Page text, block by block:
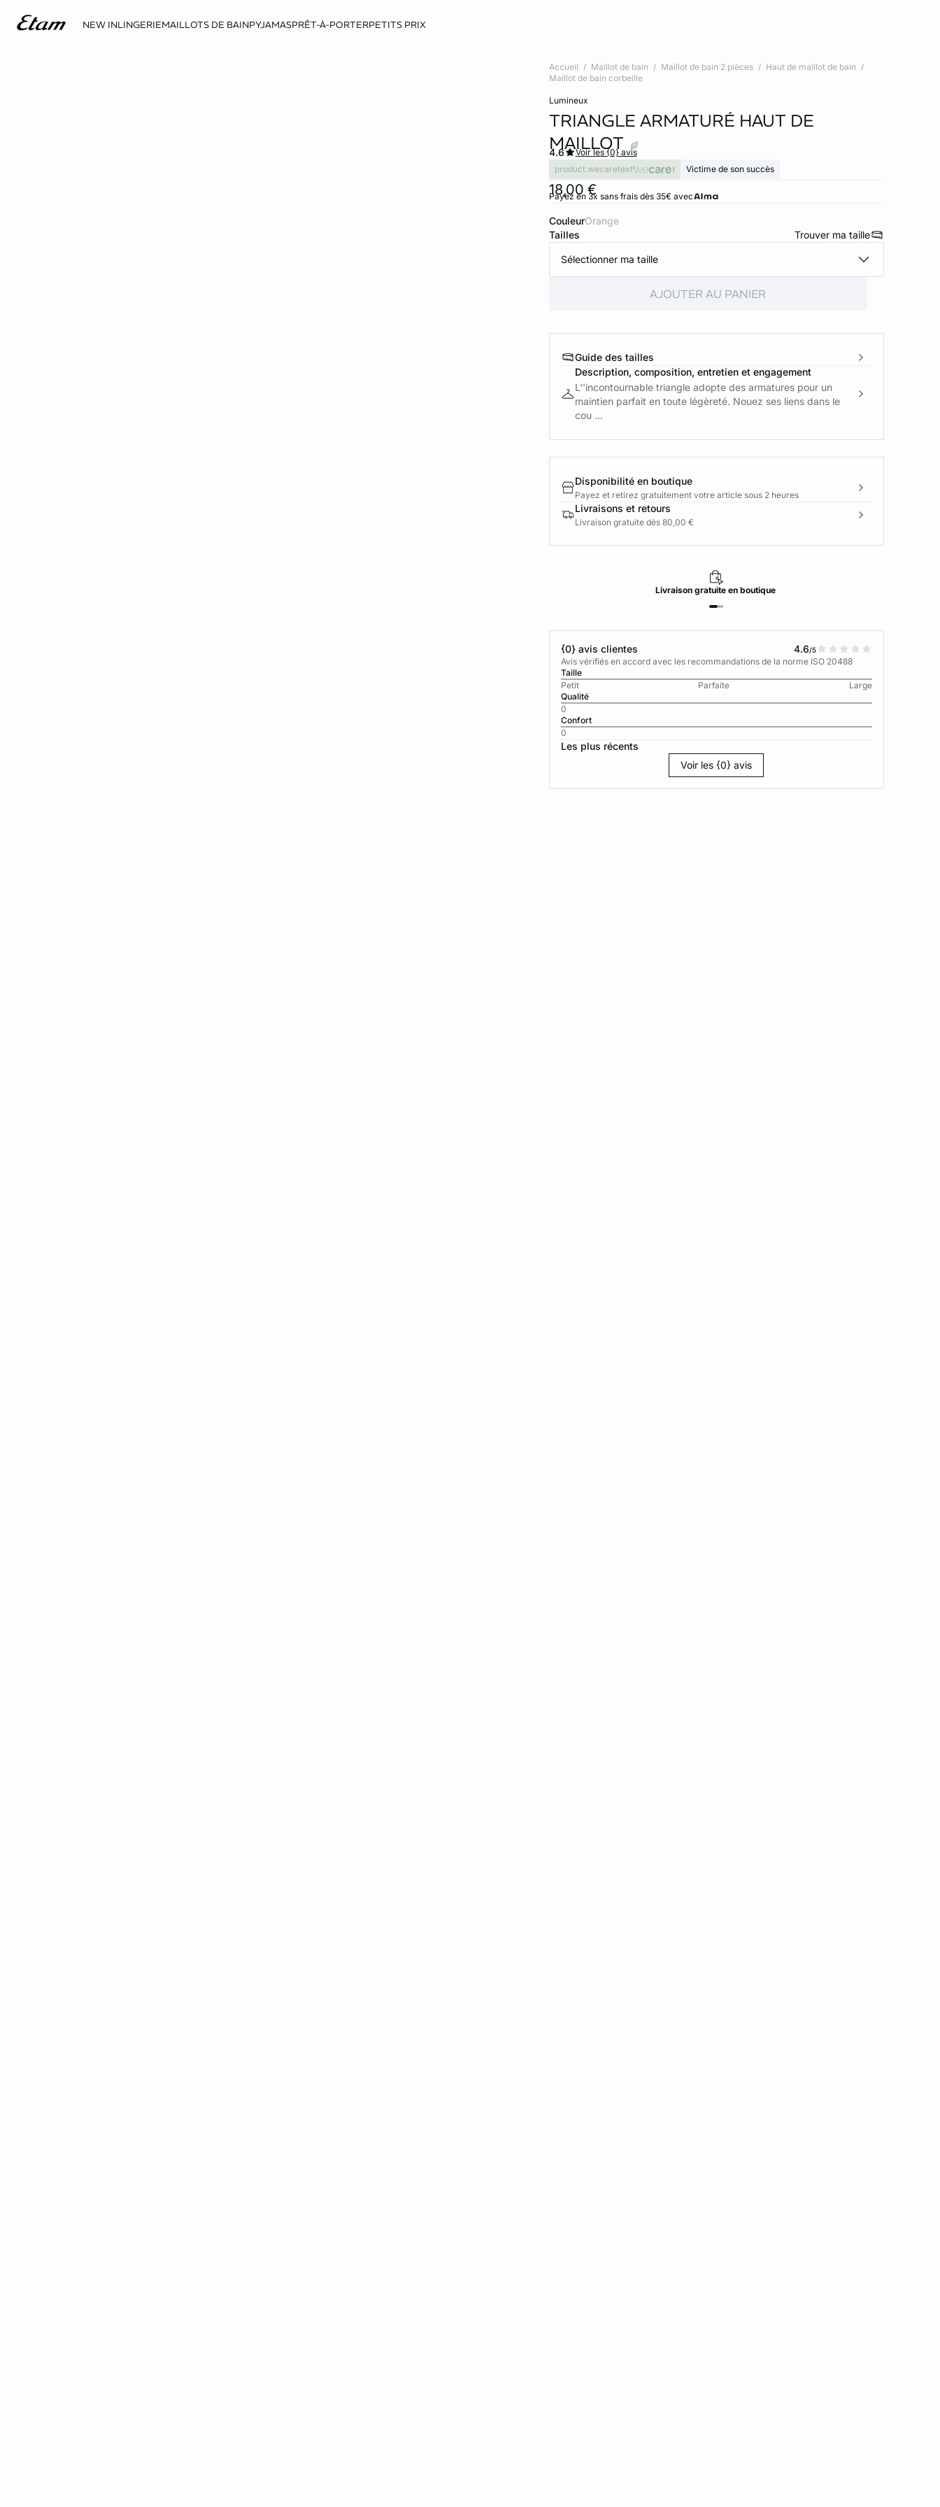
NEW INLINGERIEMAILLOTS DE BAINPYJAMASPRÊT-À-PORTERPETITS PRIX
Accueil Maillot de bain Maillot de bain 2 pièces
Haut de maillot de bain
Maillot de bain corbeille
lumineux
TRIANGLE ARMATURÉ HAUT DE
MAILLOT
18,00 €
4.6
Voir les {0} avis
product.wecaretext
Victime de son succès
Payez en 3x sans frais dès 35€ avec
Couleur
orange
Tailles
Trouver ma taille
Sélectionner ma taille
AJOUTER AU PANIER
Guide des tailles
Description, composition, entretien et engagement
L''incontournable triangle adopte des armatures pour un
maintien parfait en toute légèreté. Nouez ses liens dans le
cou ...
Disponibilité en boutique
Payez et retirez gratuitement votre article sous 2 heures
Livraisons et retours
Livraison gratuite dès 80,00 €
Livraison gratuite en boutique
{0} avis clientes 4.6/5
Avis vérifiés en accord avec les recommandations de la norme ISO 20488
Taille
Petit
Parfaite
Large
Qualité
0
Confort
0
Les plus récents
Voir les {0} avis